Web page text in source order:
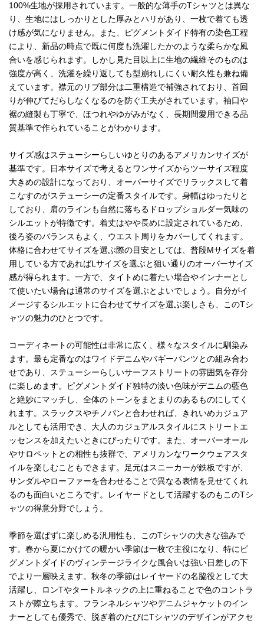
100%生地が採用されています。一般的な薄手のTシャツとは異な
り、生地にはしっかりとした厚みとハリがあり、一枚で着ても透
け感が気になりません。また、ピグメントダイド特有の染色工程
により、新品の時点で既に何度も洗濯したかのような柔らかな風
合いを感じられます。しかし見た目以上に生地の繊維そのものは
強度が高く、洗濯を繰り返しても型崩れしにくい耐久性も兼ね備
えています。襟元のリブ部分は二重構造で補強されており、首回
りが伸びてだらしなくなるのを防ぐ工夫がされています。袖口や
裾の縫製も丁寧で、ほつれやゆがみがなく、長期間愛用できる品
質基準で作られていることがわかります。
サイズ感はステューシーらしいゆとりのあるアメリカンサイズが
基準です。日本サイズで考えるとワンサイズからツーサイズ程度
大きめの設計になっており、オーバーサイズでリラックスして着
こなすのがステューシーの定番スタイルです。身幅はゆったりと
しており、肩のラインも自然に落ちるドロップショルダー気味の
シルエットが特徴です。着丈はやや長めに設定されているため、
後ろ姿のバランスもよく、ウエスト周りをカバーしてくれます。
体格に合わせてサイズを選ぶ際の目安としては、普段Mサイズを着
用している方であればLサイズを選ぶと狙い通りのオーバーサイズ
感が得られます。一方で、タイトめに着たい場合やインナーとし
て使いたい場合は通常のサイズを選ぶとよいでしょう。自分がイ
メージするシルエットに合わせてサイズを選ぶ楽しさも、このTシ
ャツの魅力のひとつです。
コーディネートの可能性は非常に広く、様々なスタイルに馴染み
ます。最も定番なのはワイドデニムやバギーパンツとの組み合わ
せであり、ステューシーらしいサーフストリートの雰囲気を存分
に楽しめます。ピグメントダイド独特の淡い色味がデニムの藍色
と絶妙にマッチし、全体のトーンをまとまりのあるものにしてく
れます。スラックスやチノパンと合わせれば、きれいめカジュア
ルとしても活用でき、大人のカジュアルスタイルにストリートエ
ッセンスを加えたいときにぴったりです。また、オーバーオール
やサロペットとの相性も抜群で、アメリカンなワークウェアスタ
イルを楽しむこともできます。足元はスニーカーが鉄板ですが、
サンダルやローファーを合わせることで異なる表情を見せてくれ
るのも面白いところです。レイヤードとして活躍するのもこのTシ
ャツの得意分野でしょう。
季節を選ばずに楽しめる汎用性も、このTシャツの大きな強みで
す。春から夏にかけての暖かい季節は一枚で主役になり、特にピ
グメントダイドのヴィンテージライクな風合いは強い日差しの下
でより一層映えます。秋冬の季節はレイヤードの名脇役として大
活躍し、ロンTやタートルネックの上に重ねることで色のコントラ
ストが際立ちます。フランネルシャツやデニムジャケットのイン
ナーとしても優秀で、脱ぎ着のたびにTシャツのデザインがアクセ